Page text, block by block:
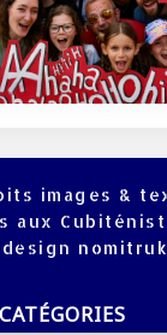
images &
aux
nomitruk
CATÉGORIES